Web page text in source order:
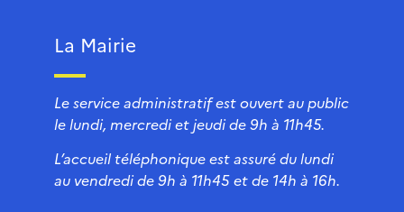
La Mairie
Le service administratif est ouvert au public
le lundi, mercredi et jeudi de 9h à 11h45.
L’accueil téléphonique est assuré du lundi
au vendredi de 9h à 11h45 et de 14h à 16h.